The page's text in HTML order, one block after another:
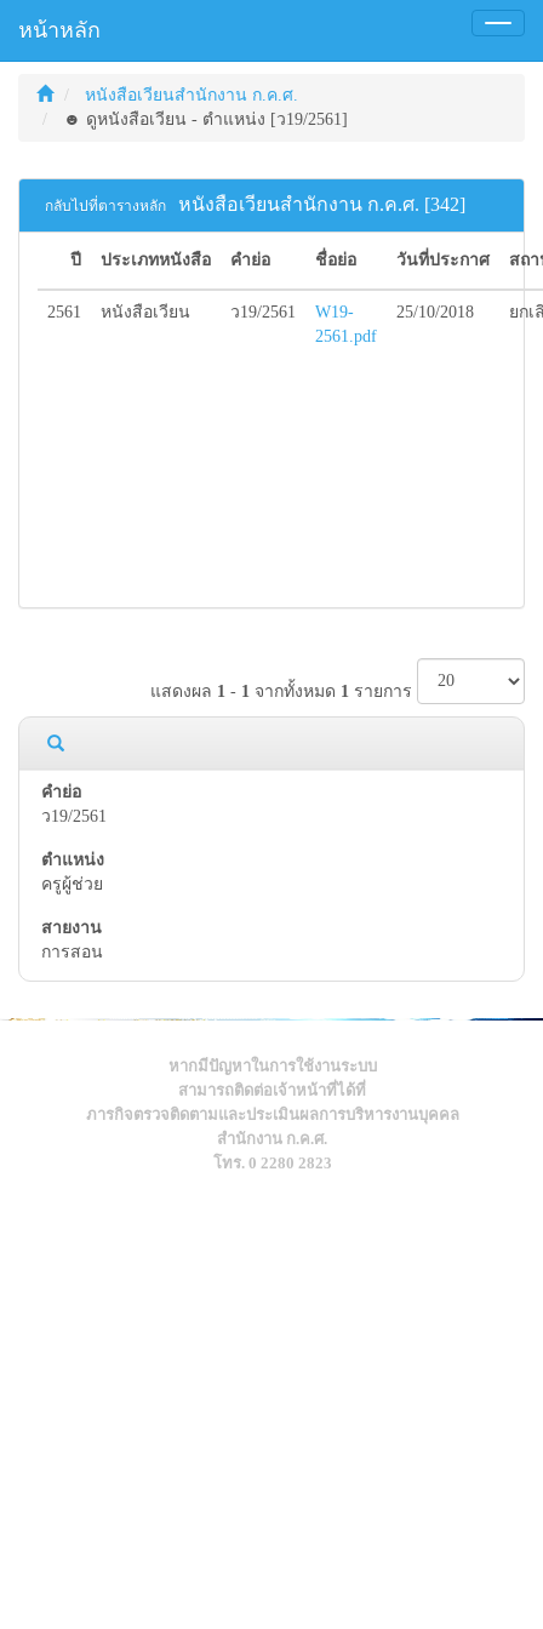
หน้าหลัก
Toggle
หนังสือเวียนสำนักงาน ก.ค.ศ.
☻ ดูหนังสือเวียน - ตำแหน่ง [ว19/2561]
กลับไปที่ตารางหลัก หนังสือเวียนสำนักงาน ก.ค.ศ. [342]
ปี ประเภทหนังสือ คำย่อ ชื่อย่อ วันที่ประกาศ สถ
2561 หนังสือเวียน ว19/2561
W19-
2561.pdf
25/10/2018 ยกเ
แสดงผล 1 - 1 จากทั้งหมด 1 รายการ
ว19/2561
ครูผู้ช่วย
การสอน
หากมีปัญหาในการใช้งานระบบ
สามารถติดต่อเจ้าหน้าที่ได้ที่
ภารกิจตรวจติดตามและประเมินผลการบริหารงานบุคคล
สำนักงาน ก.ค.ศ.
โทร. 0 2280 2823